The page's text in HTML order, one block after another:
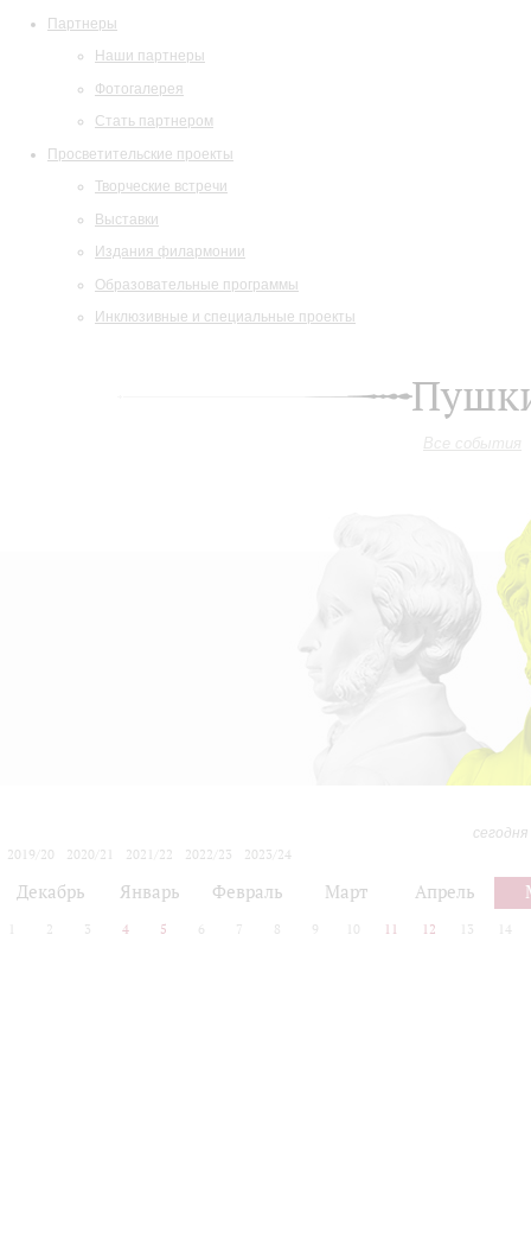
Партнеры
Наши партнеры
Фотогалерея
Стать партнером
Просветительские проекты
Творческие встречи
Выставки
Издания филармонии
Образовательные программы
Инклюзивные и специальные проекты
Все события
2019/20
2020/21 2021/22 2022/23
2023/24
Декабрь Январь Февраль Март Апрель
2 3 4 5 6 7 8 9 10 11 12 13 14